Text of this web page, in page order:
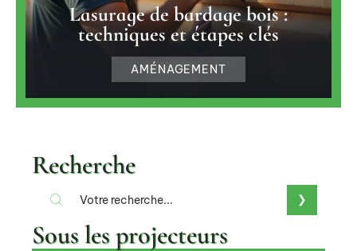
Lasurage de bardage bois :
techniques et étapes clés
AMÉNAGEMENT
Recherche
Sous les projecteurs